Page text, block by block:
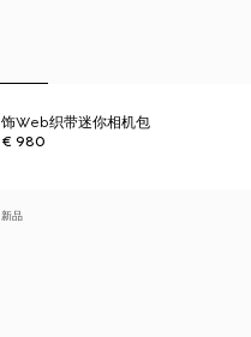
饰Web织带迷你相机包
€ 980
新品